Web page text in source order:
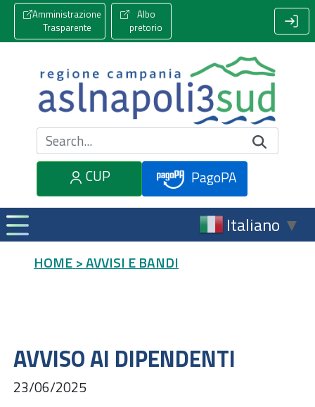
Amministrazione
Trasparente
Albo
pretorio
Cerca nel sito
CUP
PagoPA
Italiano ▼
HOME > AVVISI E BANDI
AVVISO AI DIPENDENTI
23/06/2025